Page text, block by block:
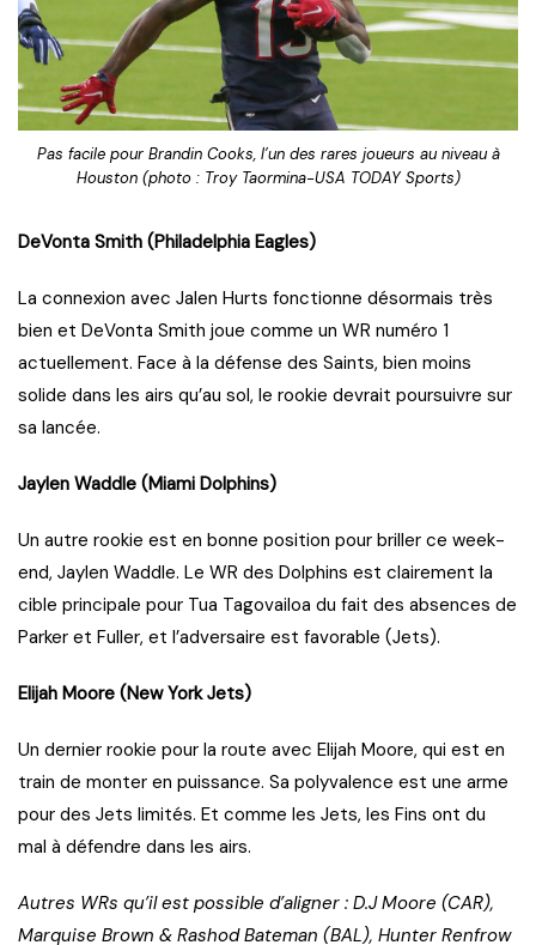
Pas facile pour Brandin Cooks, l’un des rares joueurs au niveau à
Houston (photo : Troy Taormina-USA TODAY Sports)
DeVonta Smith (Philadelphia Eagles)
La connexion avec Jalen Hurts fonctionne désormais très
bien et DeVonta Smith joue comme un WR numéro 1
actuellement. Face à la défense des Saints, bien moins
solide dans les airs qu’au sol, le rookie devrait poursuivre sur
sa lancée.
Jaylen Waddle (Miami Dolphins)
Un autre rookie est en bonne position pour briller ce week-
end, Jaylen Waddle. Le WR des Dolphins est clairement la
cible principale pour Tua Tagovailoa du fait des absences de
Parker et Fuller, et l’adversaire est favorable (Jets).
Elijah Moore (New York Jets)
Un dernier rookie pour la route avec Elijah Moore, qui est en
train de monter en puissance. Sa polyvalence est une arme
pour des Jets limités. Et comme les Jets, les Fins ont du
mal à défendre dans les airs.
Autres WRs qu’il est possible d’aligner : D.J Moore (CAR),
Marquise Brown & Rashod Bateman (BAL), Hunter Renfrow